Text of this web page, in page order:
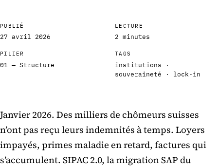
PUBLIÉ
27 avril 2026
LECTURE
2 minutes
PILIER
01 — Structure
TAGS
institutions ·
souveraineté · lock-in
Janvier 2026. Des milliers de chômeurs suisses
n’ont pas reçu leurs indemnités à temps. Loyers
impayés, primes maladie en retard, factures qui
s’accumulent. SIPAC 2.0, la migration SAP du